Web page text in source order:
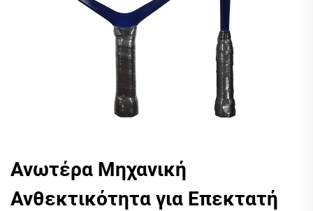
Ανωτέρα Μηχανική
Ανθεκτικότητα για Επεκτατή